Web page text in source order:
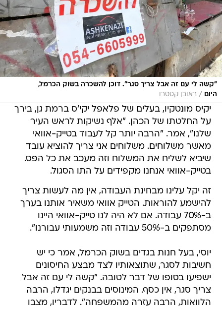
"קשה לי עם זה אבל צריך סגר". דוכן להשכרה בשוק הכרמל,
היום
/ ראובן קסטרו
יקיס מונטקיו, בעלים של פלאפל יקי'ס ברמת גן, בירך
על החלטתו של הכהן. "אלף נשיקות לראש העיר
שלנו", אמר. "הרבה יותר קל לעבוד בטייק-אוואי
מאשר משלוחים. משלוחים אני צריך להוציא עובד
שיביא לשליח את המשלוח וזה מעכב את כל הפס.
בטייק-אוואי אנחנו מקפידים על התו הסגול.
זה יקל עלינו מבחינת העבודה, אין מה לעשות צריך
להישמע להוראות. הטייק אוואי משאיר אותנו בערך
ב-70% עבודה. אם לא היה לנו טייק-אוואי היינו
מסתפקים ב-50% עבודה וזה משמעותי עבורנו".
יוסי, בעל חנות בגדים בשוק הכרמל, אמר כי יש
חשיבות לסגר, שתוצאותיו לצד מבצע החיסונים
ישפיעו בסופו של דבר לטובה. "קשה לי עם זה אבל
צריך סגר, אין כסף. המינוסים בבנקים יגדלו, הרבה
הלוואות, הרבה עזרה מהמשפחה". לדבריו, מצבו